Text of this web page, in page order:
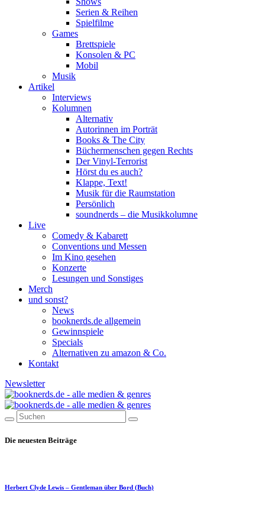
Serien & Reihen
Spielfilme
Games
Brettspiele
Konsolen & PC
Mobil
Musik
Artikel
Interviews
Kolumnen
Alternativ
Autorinnen im Porträt
Books & The City
Büchermenschen gegen Rechts
Der Vinyl-Terrorist
Hörst du es auch?
Klappe, Text!
Musik für die Raumstation
Persönlich
soundnerds – die Musikkolumne
Live
Comedy & Kabarett
Conventions und Messen
Im Kino gesehen
Konzerte
Lesungen und Sonstiges
Merch
und sonst?
News
booknerds.de allgemein
Gewinnspiele
Specials
Alternativen zu amazon & Co.
Kontakt
Newsletter
Die neuesten Beiträge
Herbert Clyde Lewis – Gentleman über Bord (Buch)